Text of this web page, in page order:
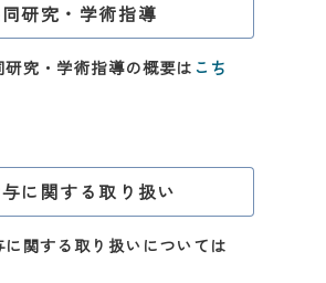
研究・学術指導
究・学術指導の概要は こち
に関する取り扱い
関する取り扱いについては